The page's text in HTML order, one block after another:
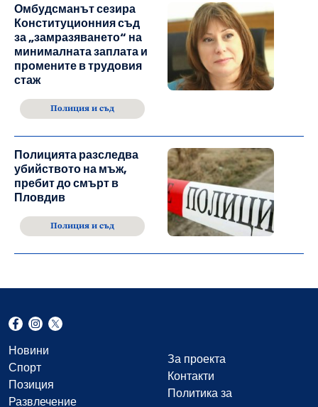
Омбудсманът сезира
Конституционния съд
за „замразяването“ на
минималната заплата и
промените в трудовия
стаж
Полиция и съд
Полицията разследва
убийството на мъж,
пребит до смърт в
Пловдив
Полиция и съд
Новини
Спорт
Позиция
Развлечение
За проекта
Контакти
Политика за